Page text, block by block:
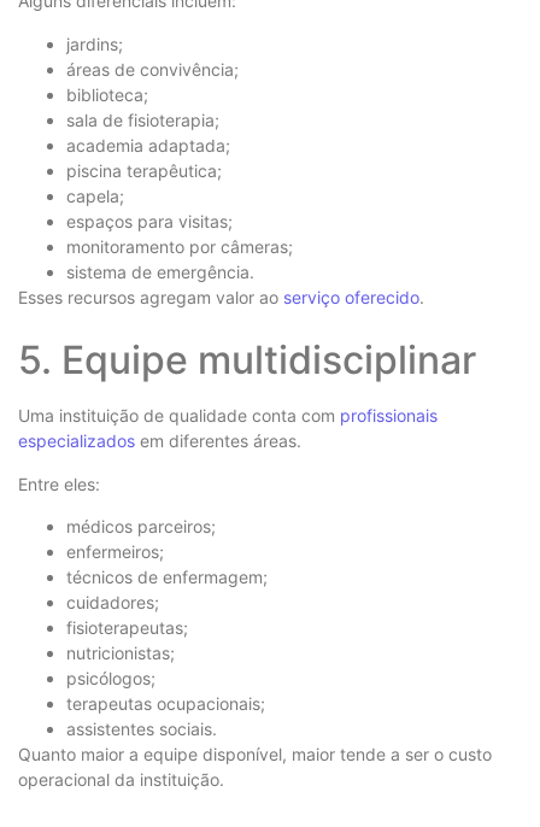
jardins;
áreas de convivência;
biblioteca;
sala de fisioterapia;
academia adaptada;
piscina terapêutica;
capela;
espaços para visitas;
monitoramento por câmeras;
sistema de emergência.
Esses recursos agregam valor ao serviço oferecido.
5. Equipe multidisciplinar
Uma instituição de qualidade conta com profissionais
especializados em diferentes áreas.
Entre eles:
médicos parceiros;
enfermeiros;
técnicos de enfermagem;
cuidadores;
fisioterapeutas;
nutricionistas;
psicólogos;
terapeutas ocupacionais;
assistentes sociais.
Quanto maior a equipe disponível, maior tende a ser o custo
operacional da instituição.